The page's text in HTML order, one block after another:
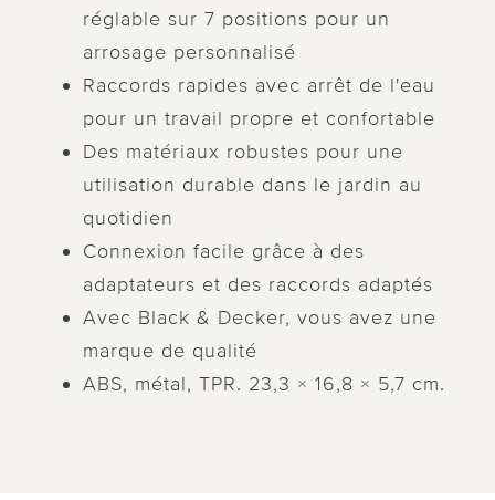
réglable sur 7 positions pour un
arrosage personnalisé
Raccords rapides avec arrêt de l'eau
pour un travail propre et confortable
Des matériaux robustes pour une
utilisation durable dans le jardin au
quotidien
Connexion facile grâce à des
adaptateurs et des raccords adaptés
Avec Black & Decker, vous avez une
marque de qualité
ABS, métal, TPR. 23,3 × 16,8 × 5,7 cm.